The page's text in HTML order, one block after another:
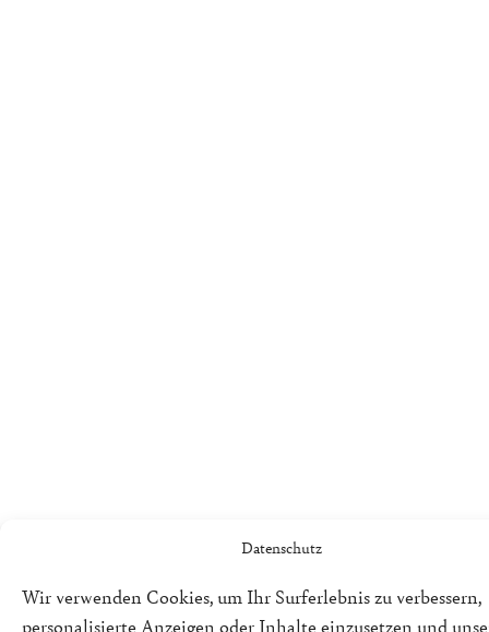
Datenschutz
Wir verwenden Cookies, um Ihr Surferlebnis zu verbessern,
personalisierte Anzeigen oder Inhalte einzusetzen und